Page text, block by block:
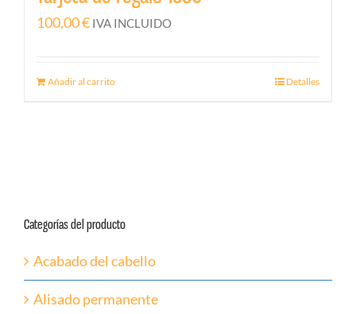
100,00€ IVA INCLUIDO
Añadir al carrito Detalles
Categorías del producto
Acabado del cabello
Alisado permanente